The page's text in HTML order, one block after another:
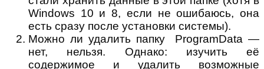
Windows 10 и 8, если не ошибаюсь, она
есть сразу после установки системы).
Можно ли удалить папку ProgramData —
нет, нельзя. Однако: изучить её
содержимое и удалить возможные